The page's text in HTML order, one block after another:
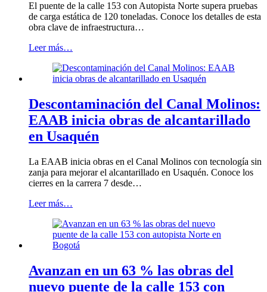
El puente de la calle 153 con Autopista Norte supera pruebas
de carga estática de 120 toneladas. Conoce los detalles de esta
obra clave de infraestructura…
Leer más…
Descontaminación del Canal Molinos:
EAAB inicia obras de alcantarillado
en Usaquén
La EAAB inicia obras en el Canal Molinos con tecnología sin
zanja para mejorar el alcantarillado en Usaquén. Conoce los
cierres en la carrera 7 desde…
Leer más…
Avanzan en un 63 % las obras del
nuevo puente de la calle 153 con